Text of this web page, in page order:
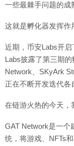
一些最棘手问题的成
这就是孵化器发挥作
近期，币安Labs开
Labs披露了第三期
Network、SKyArk
正在不断开发迭代各
在链游火热的今天，
GAT Network是一个
统，将游戏、NFTs